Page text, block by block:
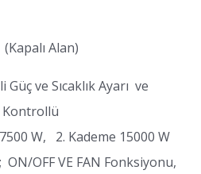
Alan)
Güç ve Sıcaklık Ayarı ve
W, 2. Kademe 15000 W
ON/OFF VE FAN Fonksiyonu,